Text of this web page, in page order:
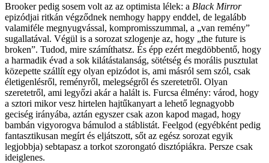
Brooker pedig sosem volt az az optimista lélek: a Black Mirror
epizódjai ritkán végződnek nemhogy happy enddel, de legalább
valamiféle megnyugvással, kompromisszummal, a „van remény”
sugallatával. Végül is a sorozat szlogenje az, hogy „the future is
broken”. Tudod, mire számíthatsz. És épp ezért megdöbbentő, hogy
a harmadik évad a sok kilátástalanság, sötétség és morális pusztulat
közepette szállít egy olyan epizódot is, ami másról sem szól, csak
életigenlésről, reményről, melegségről és szeretetről. Olyan
szeretetről, ami legyőzi akár a halált is. Furcsa élmény: várod, hogy
a sztori mikor vesz hirtelen hajtűkanyart a lehető legnagyobb
geciség irányába, aztán egyszer csak azon kapod magad, hogy
bambán vigyorogva bámulod a stáblistát. Feelgod (egyébként pedig
fantasztikusan megírt és eljátszott, sőt az egész sorozat egyik
legjobbja) sebtapasz a torkot szorongató disztópiákra. Persze csak
ideiglenes.